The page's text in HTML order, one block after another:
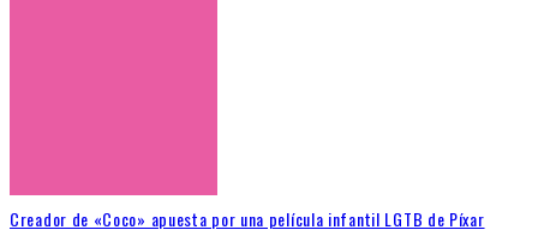
Creador de «Coco» apuesta por una película infantil LGTB de Píxar